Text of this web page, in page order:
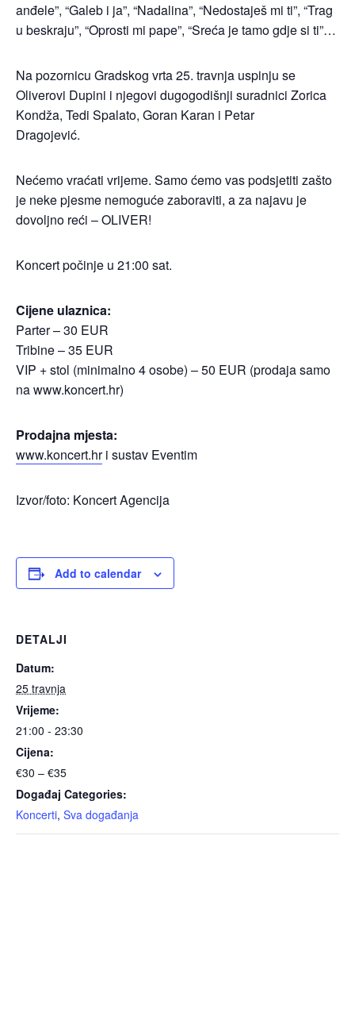
anđele”, “Galeb i ja”, “Nadalina”, “Nedostaješ mi ti”, “Trag
u beskraju”, “Oprosti mi pape”, “Sreća je tamo gdje si ti”…
Na pozornicu Gradskog vrta 25. travnja uspinju se
Oliverovi Dupini i njegovi dugogodišnji suradnici Zorica
Kondža, Tedi Spalato, Goran Karan i Petar
Dragojević.
Nećemo vraćati vrijeme. Samo ćemo vas podsjetiti zašto
je neke pjesme nemoguće zaboraviti, a za najavu je
dovoljno reći – OLIVER!
Koncert počinje u 21:00 sat.
Cijene ulaznica:​
Parter – 30 EUR​
Tribine – 35 EUR​
VIP + stol (minimalno 4 osobe) – 50 EUR (prodaja samo
na www.koncert.hr)
Prodajna mjesta:​
www.koncert.hri sustav Eventim
Izvor/foto: Koncert Agencija
Add to calendar
DETALJI
Datum:
25 travnja
Vrijeme:
21:00 - 23:30
Cijena:
€30 – €35
Događaj Categories:
Koncerti, Sva događanja